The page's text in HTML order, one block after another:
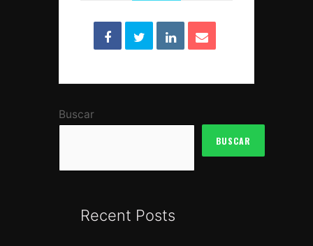
Buscar
BUSCAR
Recent Posts